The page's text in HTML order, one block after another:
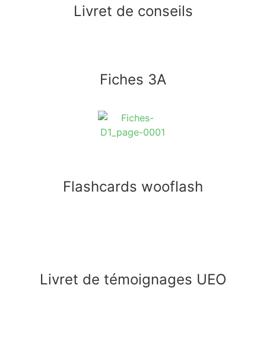
Livret de conseils
Fiches 3A
Flashcards wooflash
Livret de témoignages UEO